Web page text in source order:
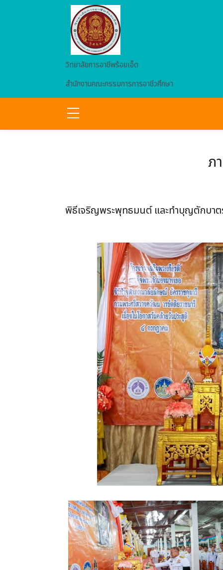
Skip to main content
วิทยาลัยการอาชีพร้อยเอ็ด
สำนักงานคณะกรรมการการอาชีวศึกษา
ภ
พิธีเจริญพระพุทธมนต์ และทำบุญตักบาตร